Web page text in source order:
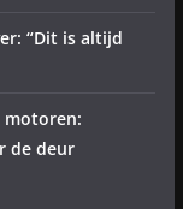
“Dit is altijd
motoren:
de deur